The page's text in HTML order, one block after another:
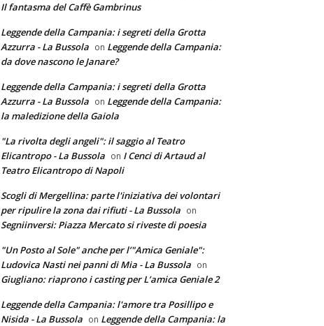
Il fantasma del Caffè Gambrinus
Leggende della Campania: i segreti della Grotta
Azzurra - La Bussola on Leggende della Campania:
da dove nascono le Janare?
Leggende della Campania: i segreti della Grotta
Azzurra - La Bussola on Leggende della Campania:
la maledizione della Gaiola
"La rivolta degli angeli": il saggio al Teatro
Elicantropo - La Bussola on I Cenci di Artaud al
Teatro Elicantropo di Napoli
Scogli di Mergellina: parte l'iniziativa dei volontari
per ripulire la zona dai rifiuti - La Bussola on
Segniinversi: Piazza Mercato si riveste di poesia
"Un Posto al Sole" anche per l’"Amica Geniale":
Ludovica Nasti nei panni di Mia - La Bussola on
Giugliano: riaprono i casting per L’amica Geniale 2
Leggende della Campania: l'amore tra Posillipo e
Nisida - La Bussola on Leggende della Campania: la